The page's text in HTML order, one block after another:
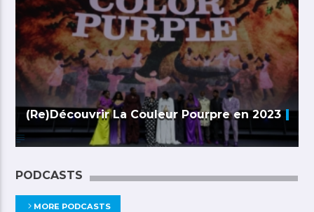
(Re)Découvrir La Couleur Pourpre en 2023
PODCASTS
MORE PODCASTS